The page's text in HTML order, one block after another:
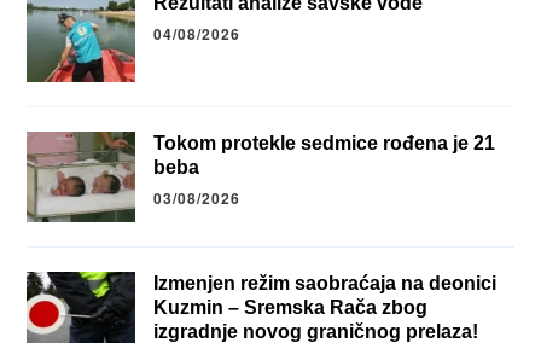
04/08/2026
Tokom protekle sedmice rođena je 21
beba
03/08/2026
Izmenjen režim saobraćaja na deonici
Kuzmin – Sremska Rača zbog
izgradnje novog graničnog prelaza!